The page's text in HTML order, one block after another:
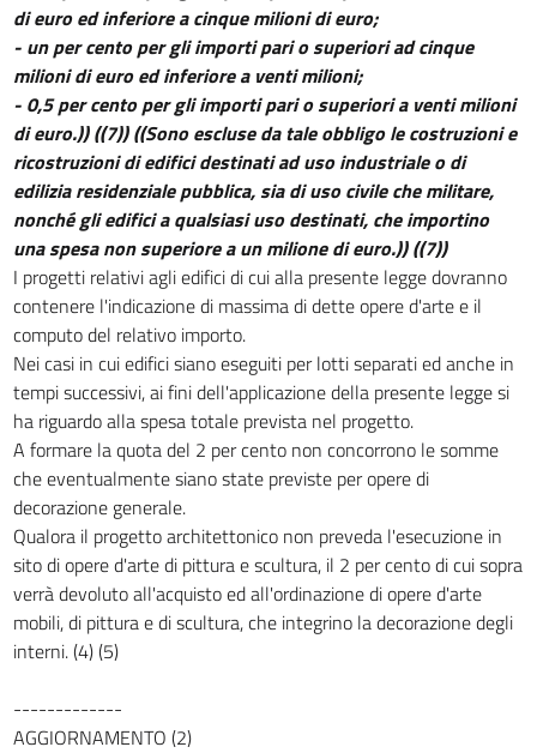
di euro ed inferiore a cinque milioni di euro;
- un per cento per gli importi pari o superiori ad cinque
milioni di euro ed inferiore a venti milioni;
- 0,5 per cento per gli importi pari o superiori a venti milioni
di euro.)) ((7)) ((Sono escluse da tale obbligo le costruzioni e
ricostruzioni di edifici destinati ad uso industriale o di
edilizia residenziale pubblica, sia di uso civile che militare,
nonché gli edifici a qualsiasi uso destinati, che importino
una spesa non superiore a un milione di euro.)) ((7))
I progetti relativi agli edifici di cui alla presente legge dovranno
contenere l'indicazione di massima di dette opere d'arte e il
computo del relativo importo.
Nei casi in cui edifici siano eseguiti per lotti separati ed anche in
tempi successivi, ai fini dell'applicazione della presente legge si
ha riguardo alla spesa totale prevista nel progetto.
A formare la quota del 2 per cento non concorrono le somme
che eventualmente siano state previste per opere di
decorazione generale.
Qualora il progetto architettonico non preveda l'esecuzione in
sito di opere d'arte di pittura e scultura, il 2 per cento di cui sopra
verrà devoluto all'acquisto ed all'ordinazione di opere d'arte
mobili, di pittura e di scultura, che integrino la decorazione degli
interni. (4) (5)
-------------
AGGIORNAMENTO (2)